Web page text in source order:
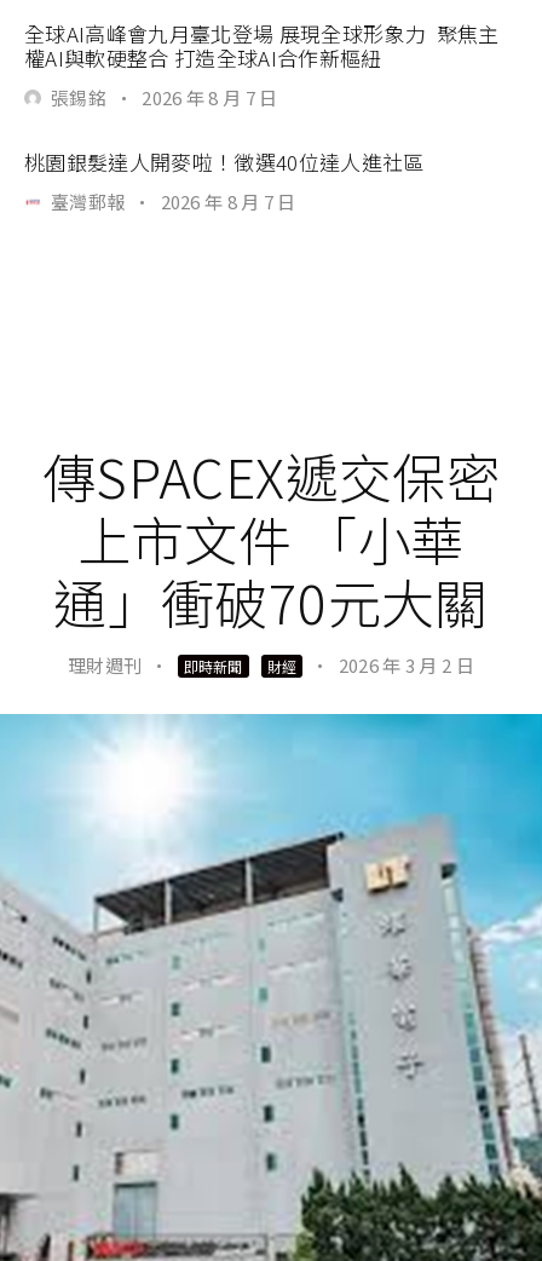
全球AI高峰會九月臺北登場 展現全球形象力 聚焦主
權AI與軟硬整合 打造全球AI合作新樞紐
張錫銘 · 2026 年 8 月 7 日
桃園銀髮達人開麥啦！徵選40位達人進社區
臺灣郵報 · 2026 年 8 月 7 日
傳SPACEX遞交保密
上市文件 「小華
通」衝破70元大關
理財週刊 · 即時新聞 財經 · 2026 年 3 月 2 日